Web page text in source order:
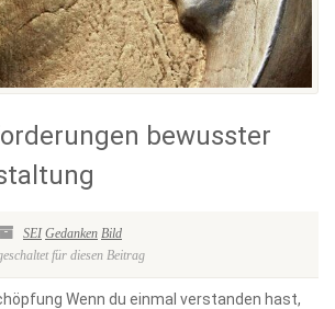
bewusster
SEI Gedanken Bild
für diesen Beitrag
Wenn du einmal verstanden hast,